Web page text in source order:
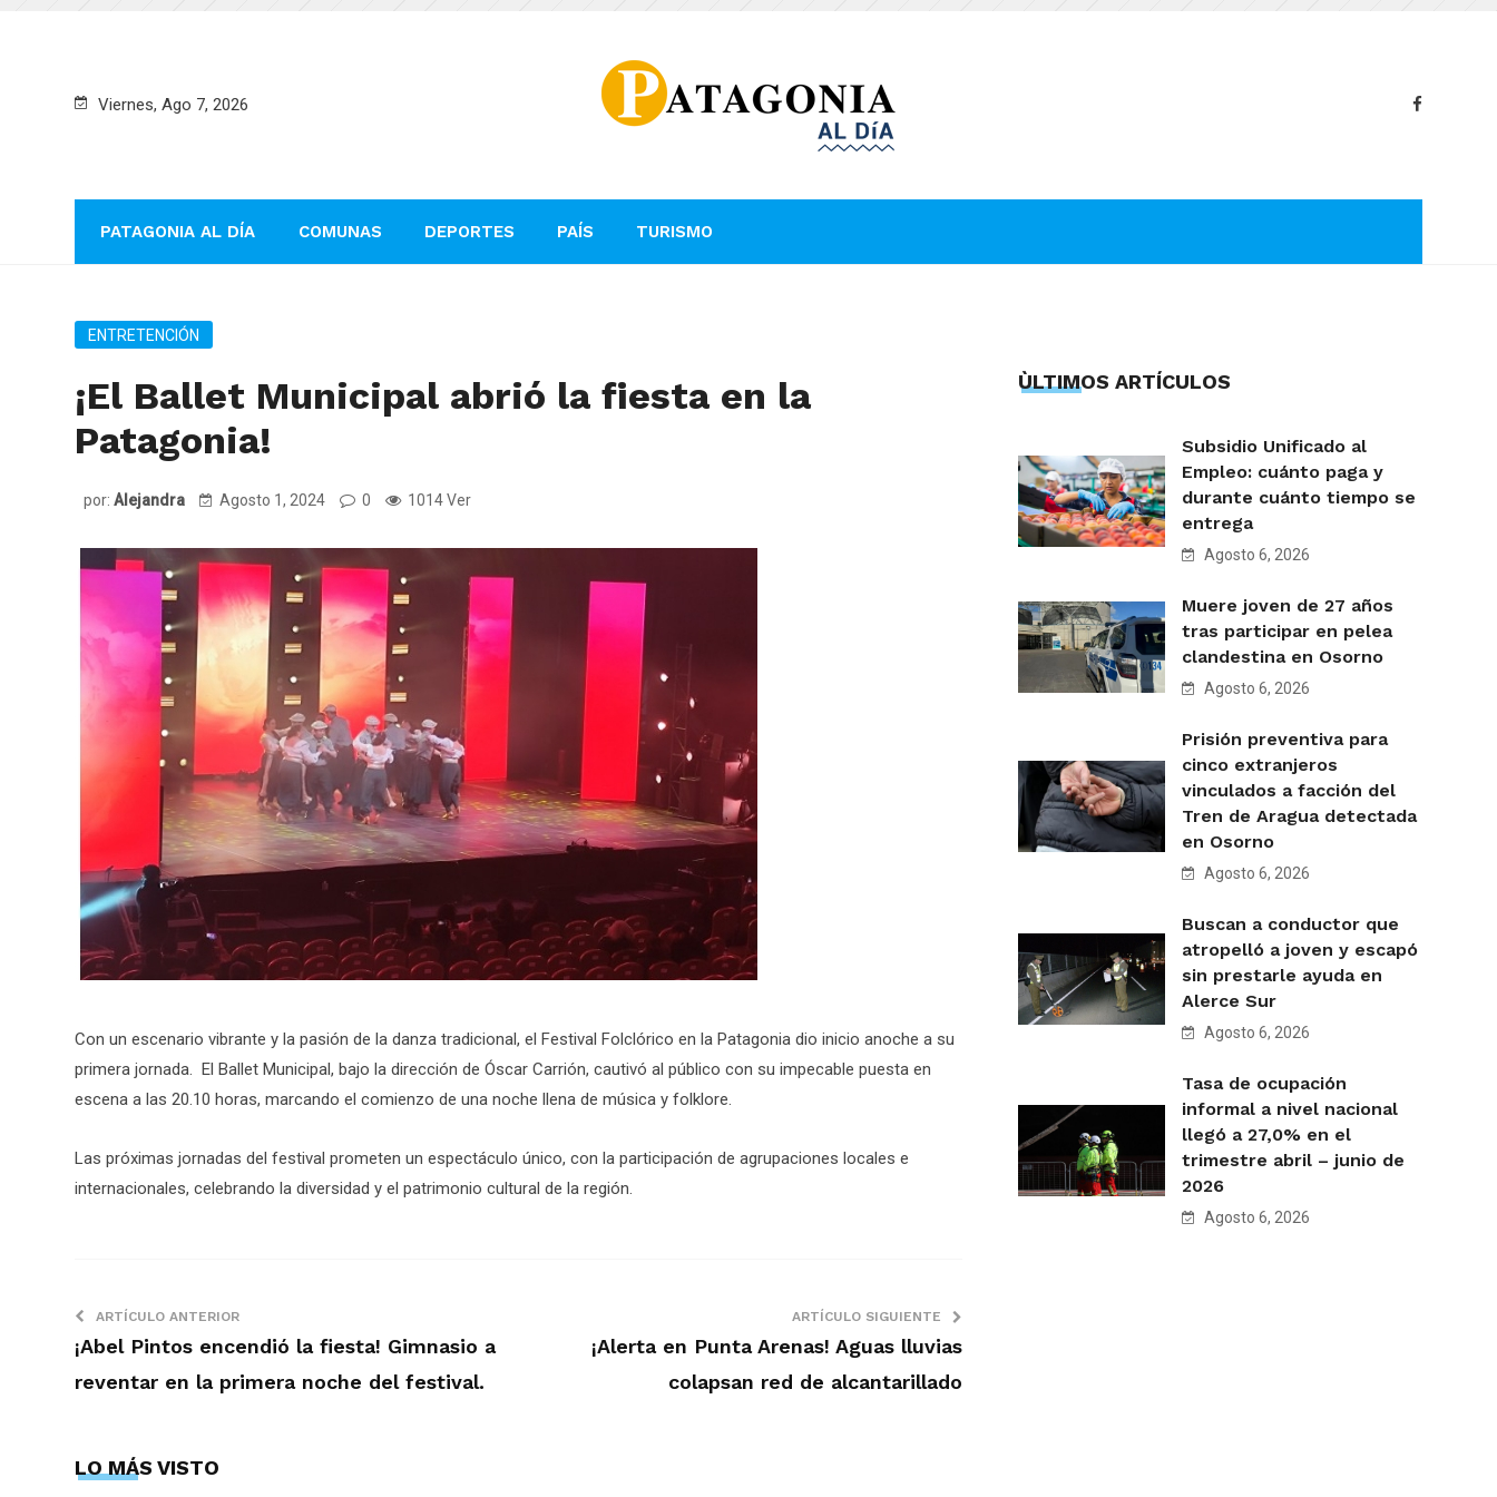
Viernes, Ago 7, 2026
PATAGONIA AL DÍA COMUNAS DEPORTES PAÍS TURISMO
ENTRETENCIÓN
¡El Ballet Municipal abrió la fiesta en la
Patagonia!
por: Alejandra Agosto 1, 2024 0 1014 Ver
Con un escenario vibrante y la pasión de la danza tradicional, el Festival Folclórico en la Patagonia dio inicio anoche a su
primera jornada. El Ballet Municipal, bajo la dirección de Óscar Carrión, cautivó al público con su impecable puesta en
escena a las 20.10 horas, marcando el comienzo de una noche llena de música y folklore.
Las próximas jornadas del festival prometen un espectáculo único, con la participación de agrupaciones locales e
internacionales, celebrando la diversidad y el patrimonio cultural de la región.
ARTÍCULO ANTERIOR
¡Abel Pintos encendió la fiesta! Gimnasio a
reventar en la primera noche del festival.
ARTÍCULO SIGUIENTE
¡Alerta en Punta Arenas! Aguas lluvias
colapsan red de alcantarillado
LO MÁS VISTO
ÙLTIMOS ARTÍCULOS
Subsidio Unificado al
Empleo: cuánto paga y
durante cuánto tiempo se
entrega
Agosto 6, 2026
Muere joven de 27 años
tras participar en pelea
clandestina en Osorno
Agosto 6, 2026
Prisión preventiva para
cinco extranjeros
vinculados a facción del
Tren de Aragua detectada
en Osorno
Agosto 6, 2026
Buscan a conductor que
atropelló a joven y escapó
sin prestarle ayuda en
Alerce Sur
Agosto 6, 2026
Tasa de ocupación
informal a nivel nacional
llegó a 27,0% en el
trimestre abril – junio de
2026
Agosto 6, 2026